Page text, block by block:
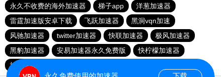
永久不收费的海外加速器
梯子app
洋葱加速器
雷霆加速版安卓下载
飞跃加速器
黑洞vqn加速
风驰加速器
twitter加速器 快联加速器
极风加速器
黑豹加速器
安易加速器永久免费版
快柠檬加速器
旋风加速度器